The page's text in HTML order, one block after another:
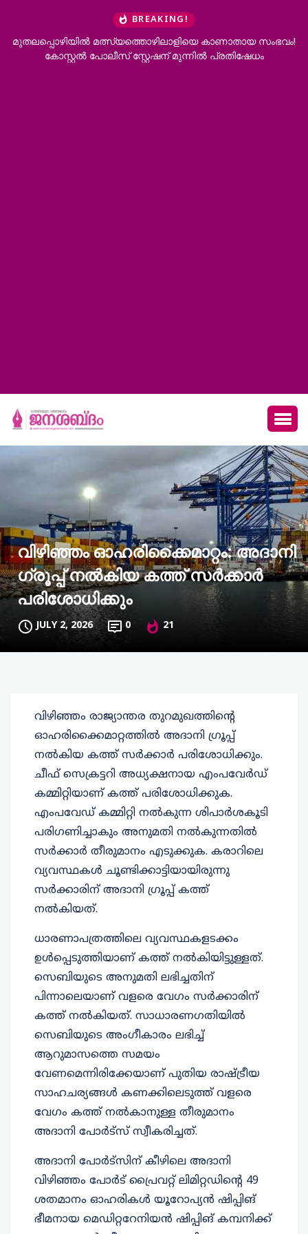
BREAKING!
മത്സ്യത്തൊഴിലാളിയെ കാണാതായ സംഭവം!
കോസ്റ്റൽ പോലീസ് സ്റ്റേഷന് മുന്നിൽ പ്രതിഷേധം
വിഴിഞ്ഞം ഓഹരിക്കൈമാറ്റം: അദാനി
ഗ്രൂപ്പ് നൽകിയ കത്ത് സർക്കാർ
പരിശോധിക്കും
JULY 2, 2026 0 21
വിഴിഞ്ഞം രാജ്യാന്തര തുറമുഖത്തിന്റെ
ഓഹരിക്കൈമാറ്റത്തിൽ അദാനി ഗ്രൂപ്പ്
നൽകിയ കത്ത് സർക്കാർ പരിശോധിക്കും.
ചീഫ് സെക്രട്ടറി അധ്യക്ഷനായ എംപവേർഡ്
കമ്മിറ്റിയാണ് കത്ത് പരിശോധിക്കുക.
എംപവേഡ് കമ്മിറ്റി നൽകുന്ന ശിപാർശകൂടി
പരിഗണിച്ചാകും അനുമതി നൽകുന്നതിൽ
സർക്കാർ തീരുമാനം എടുക്കുക. കരാറിലെ
വ്യവസ്ഥകൾ ചൂണ്ടിക്കാട്ടിയായിരുന്നു
സർക്കാരിന് അദാനി ഗ്രൂപ്പ് കത്ത്
നൽകിയത്.
ധാരണാപത്രത്തിലെ വ്യവസ്ഥകളടക്കം
ഉൾപ്പെടുത്തിയാണ് കത്ത് നൽകിയിട്ടുള്ളത്.
സെബിയുടെ അനുമതി ലഭിച്ചതിന്
പിന്നാലെയാണ് വളരെ വേഗം സർക്കാരിന്
കത്ത് നൽകിയത്. സാധാരണഗതിയിൽ
സെബിയുടെ അംഗീകാരം ലഭിച്ച്
ആറുമാസത്തെ സമയം
വേണമെന്നിരിക്കേയാണ് പുതിയ രാഷ്ട്രീയ
സാഹചര്യങ്ങൾ കണക്കിലെടുത്ത് വളരെ
വേഗം കത്ത് നൽകാനുള്ള തീരുമാനം
അദാനി പോർട്സ് സ്വീകരിച്ചത്.
അദാനി പോർട്സിന് കീഴിലെ അദാനി
വിഴിഞ്ഞം പോർട് പ്രൈവറ്റ് ലിമിറ്റഡിന്റെ 49
ശതമാനം ഓഹരികൾ യൂറോപ്യൻ ഷിപ്പിങ്
ഭീമനായ മെഡിറ്ററേനിയൻ ഷിപ്പിങ് കമ്പനിക്ക്